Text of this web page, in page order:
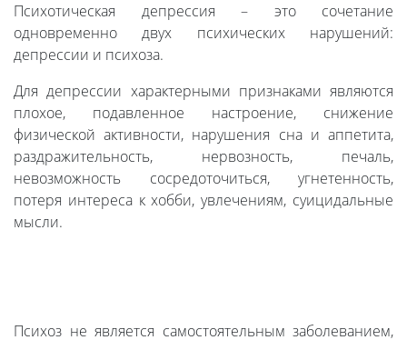
Психотическая депрессия – это сочетание
одновременно двух психических нарушений:
депрессии и психоза.
Для депрессии характерными признаками являются
плохое, подавленное настроение, снижение
физической активности, нарушения сна и аппетита,
раздражительность, нервозность, печаль,
невозможность сосредоточиться, угнетенность,
потеря интереса к хобби, увлечениям, суицидальные
мысли.
Психоз не является самостоятельным заболеванием,